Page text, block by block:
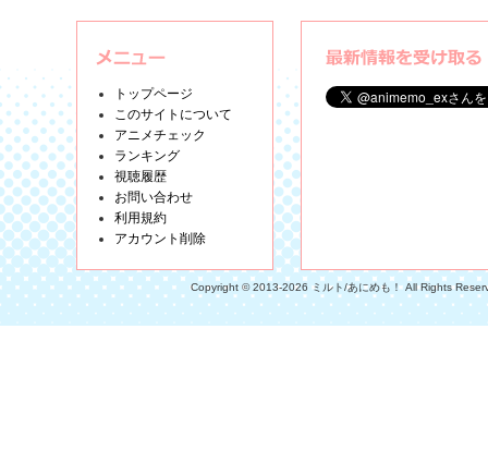
トップページ
このサイトについて
アニメチェック
ランキング
視聴履歴
お問い合わせ
利用規約
アカウント削除
Copyright © 2013-2026 ミルト/あにめも！ All Rights